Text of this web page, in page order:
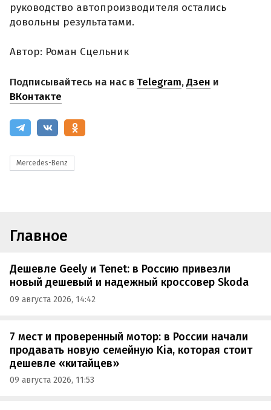
руководство автопроизводителя остались
довольны результатами.
Автор: Роман Сцельник
Подписывайтесь на нас в Telegram,Дзен и
ВКонтакте
Mercedes-Benz
Главное
Дешевле Geely и Tenet: в Россию привезли
новый дешевый и надежный кроссовер Skoda
09 августа 2026, 14:42
7 мест и проверенный мотор: в России начали
продавать новую семейную Kia, которая стоит
дешевле «китайцев»
09 августа 2026, 11:53